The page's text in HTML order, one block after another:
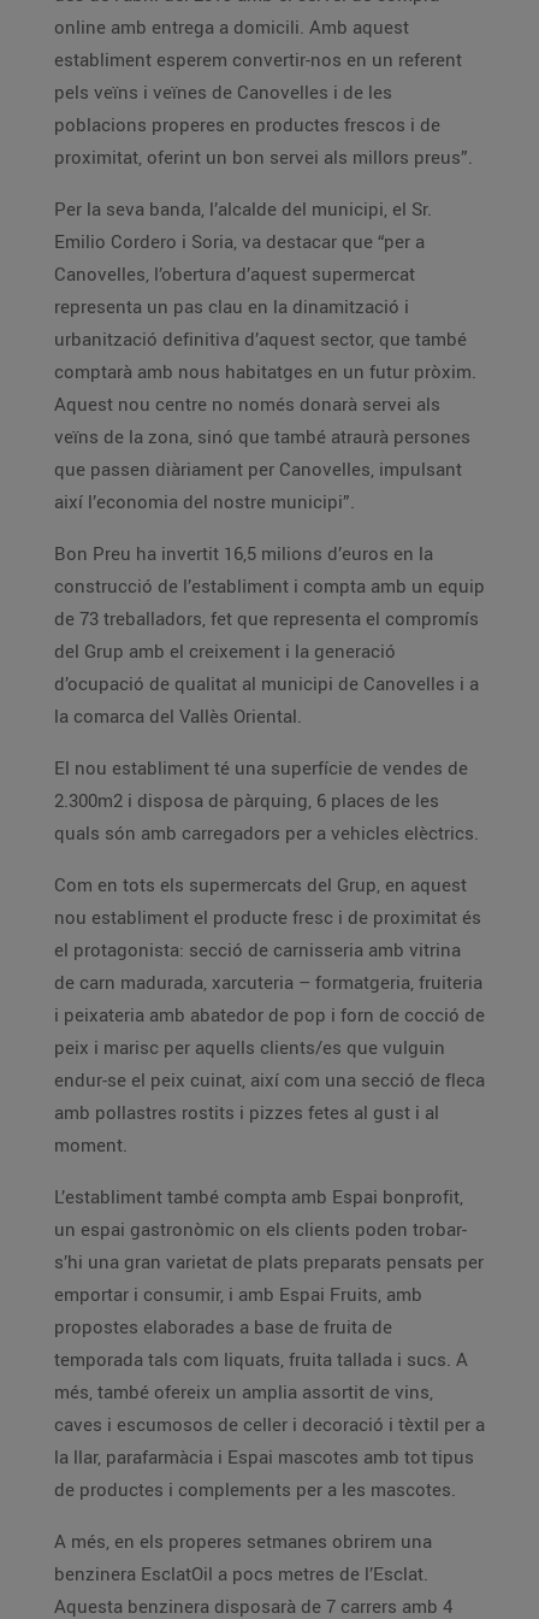
online amb entrega a domicili. Amb aquest
establiment esperem convertir-nos en un referent
pels veïns i veïnes de Canovelles i de les
poblacions properes en productes frescos i de
proximitat, oferint un bon servei als millors preus”.
Per la seva banda, l’alcalde del municipi, el Sr.
Emilio Cordero i Soria, va destacar que “per a
Canovelles, l’obertura d’aquest supermercat
representa un pas clau en la dinamització i
urbanització definitiva d’aquest sector, que també
comptarà amb nous habitatges en un futur pròxim.
Aquest nou centre no només donarà servei als
veïns de la zona, sinó que també atraurà persones
que passen diàriament per Canovelles, impulsant
així l’economia del nostre municipi”.
Bon Preu ha invertit 16,5 milions d’euros en la
construcció de l’establiment i compta amb un equip
de 73 treballadors, fet que representa el compromís
del Grup amb el creixement i la generació
d’ocupació de qualitat al municipi de Canovelles i a
la comarca del Vallès Oriental.
El nou establiment té una superfície de vendes de
2.300m2 i disposa de pàrquing, 6 places de les
quals són amb carregadors per a vehicles elèctrics.
Com en tots els supermercats del Grup, en aquest
nou establiment el producte fresc i de proximitat és
el protagonista: secció de carnisseria amb vitrina
de carn madurada, xarcuteria – formatgeria, fruiteria
i peixateria amb abatedor de pop i forn de cocció de
peix i marisc per aquells clients/es que vulguin
endur-se el peix cuinat, així com una secció de fleca
amb pollastres rostits i pizzes fetes al gust i al
moment.
L’establiment també compta amb Espai bonprofit,
un espai gastronòmic on els clients poden trobar-
s’hi una gran varietat de plats preparats pensats per
emportar i consumir, i amb Espai Fruits, amb
propostes elaborades a base de fruita de
temporada tals com liquats, fruita tallada i sucs. A
més, també ofereix un amplia assortit de vins,
caves i escumosos de celler i decoració i tèxtil per a
la llar, parafarmàcia i Espai mascotes amb tot tipus
de productes i complements per a les mascotes.
A més, en els properes setmanes obrirem una
benzinera EsclatOil a pocs metres de l’Esclat.
Aquesta benzinera disposarà de 7 carrers amb 4